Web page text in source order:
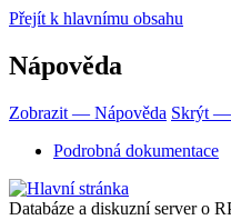
Přejít k hlavnímu obsahu
Nápověda
Zobrazit — Nápověda Skrýt —
Podrobná dokumentace
Databáze a diskuzní server o